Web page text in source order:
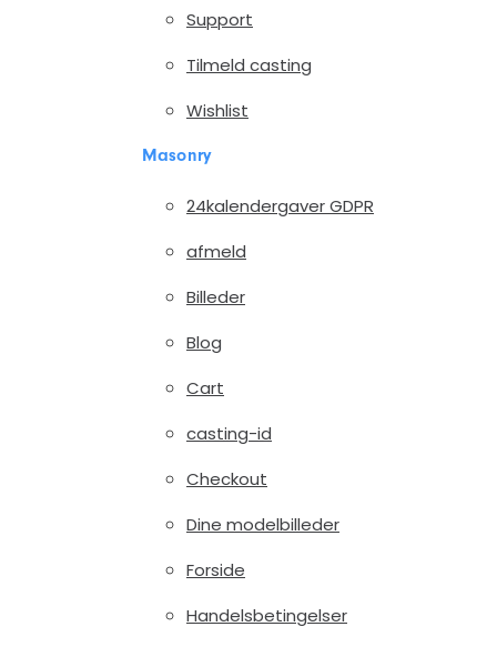
Support
Tilmeld casting
Wishlist
Masonry
24kalendergaver GDPR
afmeld
Billeder
Blog
Cart
casting-id
Checkout
Dine modelbilleder
Forside
Handelsbetingelser